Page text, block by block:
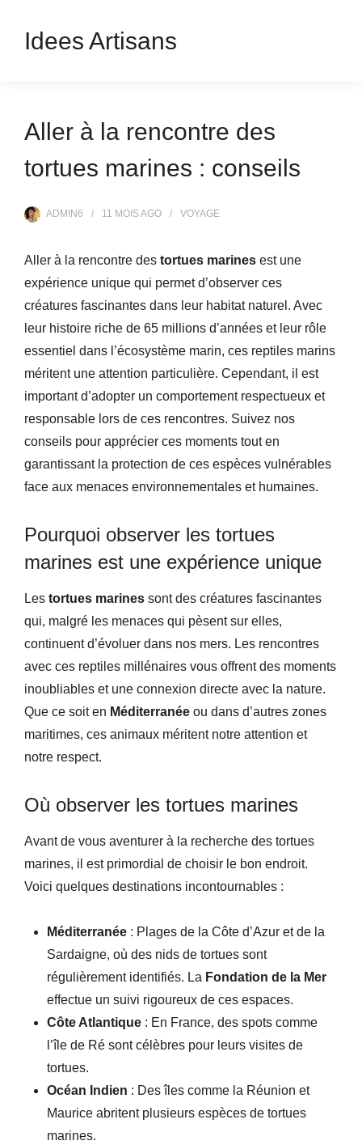
Idees Artisans
Aller à la rencontre des
tortues marines : conseils
ADMIN6 11 MOISAGO VOYAGE
Aller à la rencontre des tortues marines est une
expérience unique qui permet d’observer ces
créatures fascinantes dans leur habitat naturel. Avec
leur histoire riche de 65 millions d’années et leur rôle
essentiel dans l’écosystème marin, ces reptiles marins
méritent une attention particulière. Cependant, il est
important d’adopter un comportement respectueux et
responsable lors de ces rencontres. Suivez nos
conseils pour apprécier ces moments tout en
garantissant la protection de ces espèces vulnérables
face aux menaces environnementales et humaines.
Pourquoi observer les tortues
marines est une expérience unique
Les tortues marines sont des créatures fascinantes
qui, malgré les menaces qui pèsent sur elles,
continuent d’évoluer dans nos mers. Les rencontres
avec ces reptiles millénaires vous offrent des moments
inoubliables et une connexion directe avec la nature.
Que ce soit en Méditerranée ou dans d’autres zones
maritimes, ces animaux méritent notre attention et
notre respect.
Où observer les tortues marines
Avant de vous aventurer à la recherche des tortues
marines, il est primordial de choisir le bon endroit.
Voici quelques destinations incontournables :
Méditerranée : Plages de la Côte d’Azur et de la
Sardaigne, où des nids de tortues sont
régulièrement identifiés. La Fondation de la Mer
effectue un suivi rigoureux de ces espaces.
Côte Atlantique : En France, des spots comme
l’île de Ré sont célèbres pour leurs visites de
tortues.
Océan Indien : Des îles comme la Réunion et
Maurice abritent plusieurs espèces de tortues
marines.